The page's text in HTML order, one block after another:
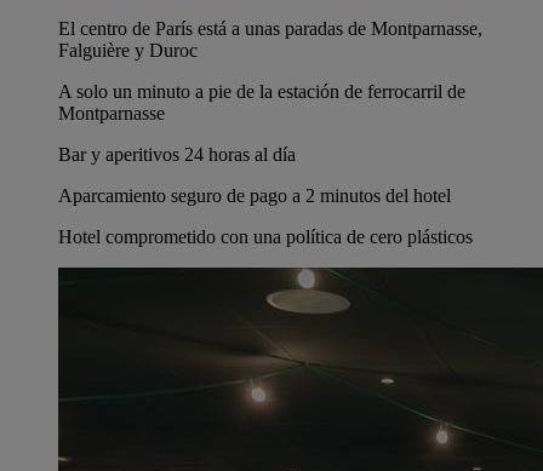
El centro de París está a unas paradas de Montparnasse,
Falguière y Duroc
A solo un minuto a pie de la estación de ferrocarril de
Montparnasse
Bar y aperitivos 24 horas al día
Aparcamiento seguro de pago a 2 minutos del hotel
Hotel comprometido con una política de cero plásticos